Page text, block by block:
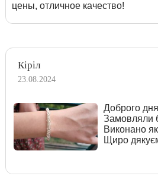
цены, отличное качество!
Кіріл
23.08.2024
Доброго
Замовляли
Виконано
Щиро